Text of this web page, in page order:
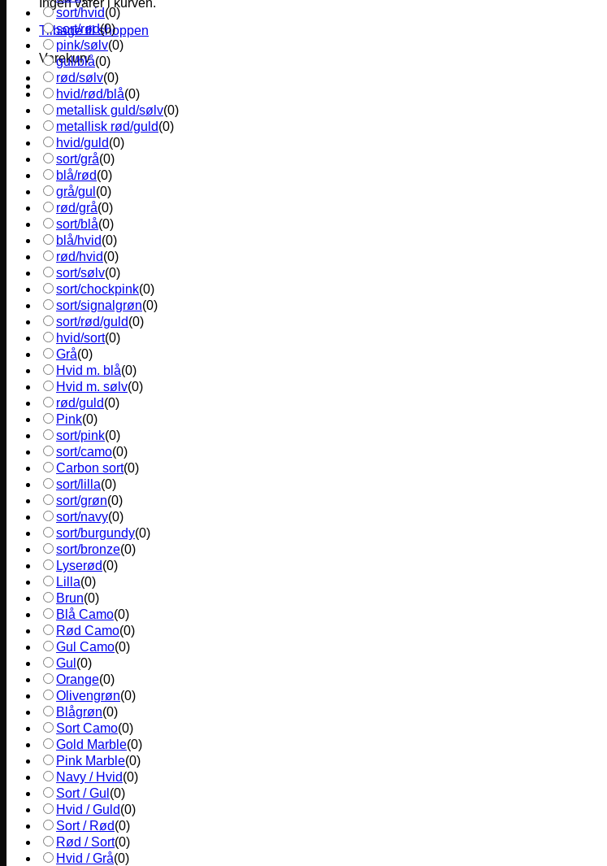
Ingen varer i kurven.
Tilbage til shoppen
Varekurv
sort/hvid(0)
sort/rød(0)
pink/sølv(0)
gul/blå(0)
rød/sølv(0)
hvid/rød/blå(0)
metallisk guld/sølv(0)
metallisk rød/guld(0)
hvid/guld(0)
sort/grå(0)
blå/rød(0)
grå/gul (0)
rød/grå(0)
sort/blå(0)
blå/hvid(0)
rød/hvid(0)
sort/sølv(0)
sort/chockpink(0)
sort/signalgrøn(0)
sort/rød/guld(0)
hvid/sort(0)
Grå(0)
Hvid m. blå(0)
Hvid m. sølv(0)
rød/guld(0)
Pink(0)
sort/pink(0)
sort/camo(0)
Carbon sort(0)
sort/lilla(0)
sort/grøn(0)
sort/navy(0)
sort/burgundy(0)
sort/bronze(0)
Lyserød(0)
Lilla(0)
Brun(0)
Blå Camo(0)
Rød Camo(0)
Gul Camo(0)
Gul (0)
Orange(0)
Olivengrøn(0)
Blågrøn(0)
Sort Camo(0)
Gold Marble(0)
Pink Marble(0)
Navy / Hvid(0)
Sort / Gul (0)
Hvid / Guld(0)
Sort / Rød(0)
Rød / Sort(0)
Hvid / Grå(0)